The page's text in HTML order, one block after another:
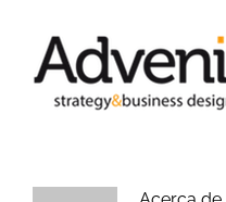
contenido